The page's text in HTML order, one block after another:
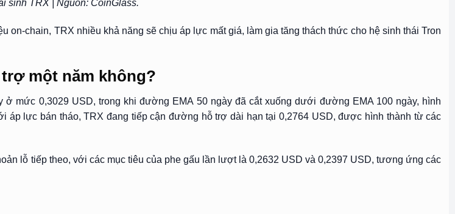
sinh TRX | Nguồn: CoinGlass.
chain, TRX nhiều khả năng sẽ chịu áp lực mất giá, làm gia tăng thách thức cho hệ sinh thái Tron
một năm không?
mức 0,3029 USD, trong khi đường EMA 50 ngày đã cắt xuống dưới đường EMA 100 ngày, hình
áp lực bán tháo, TRX đang tiếp cận đường hỗ trợ dài hạn tại 0,2764 USD, được hình thành từ các
lỗ tiếp theo, với các mục tiêu của phe gấu lần lượt là 0,2632 USD và 0,2397 USD, tương ứng các